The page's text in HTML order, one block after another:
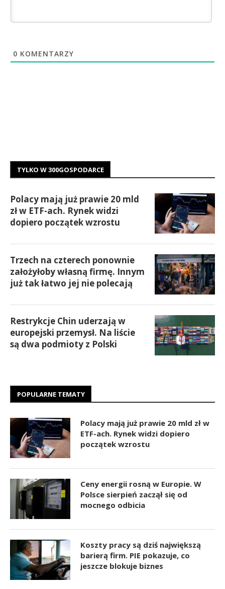
0 KOMENTARZY
TYLKO W 300GOSPODARCE
Polacy mają już prawie 20 mld
zł w ETF-ach. Rynek widzi
dopiero początek wzrostu
Trzech na czterech ponownie
założyłoby własną firmę. Innym
już tak łatwo jej nie polecają
Restrykcje Chin uderzają w
europejski przemysł. Na liście
są dwa podmioty z Polski
POPULARNE TEMATY
Polacy mają już prawie 20 mld zł w
ETF-ach. Rynek widzi dopiero
początek wzrostu
Ceny energii rosną w Europie. W
Polsce sierpień zaczął się od
mocnego odbicia
Koszty pracy są dziś największą
barierą firm. PIE pokazuje, co
jeszcze blokuje biznes